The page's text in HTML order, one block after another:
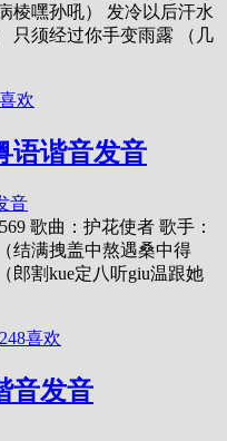
棱嘿孙吼） 发冷以后汗水
只须经过你手变雨露 （几
喜欢
语谐音发音
歌曲：护花使者 歌手：
结满拽盖中熬遇桑中得
郎割kue定八听giu温跟她
248喜欢
音发音